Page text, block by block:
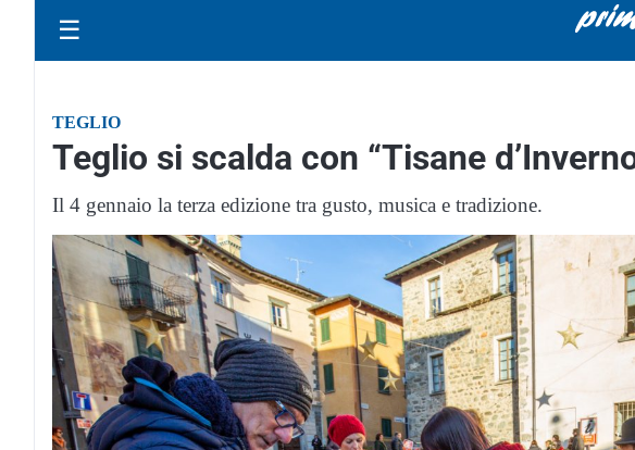
☰
TEGLIO
Teglio si scalda con “Tisane
Il 4 gennaio la terza edizione tra gusto, musica e tradizione.